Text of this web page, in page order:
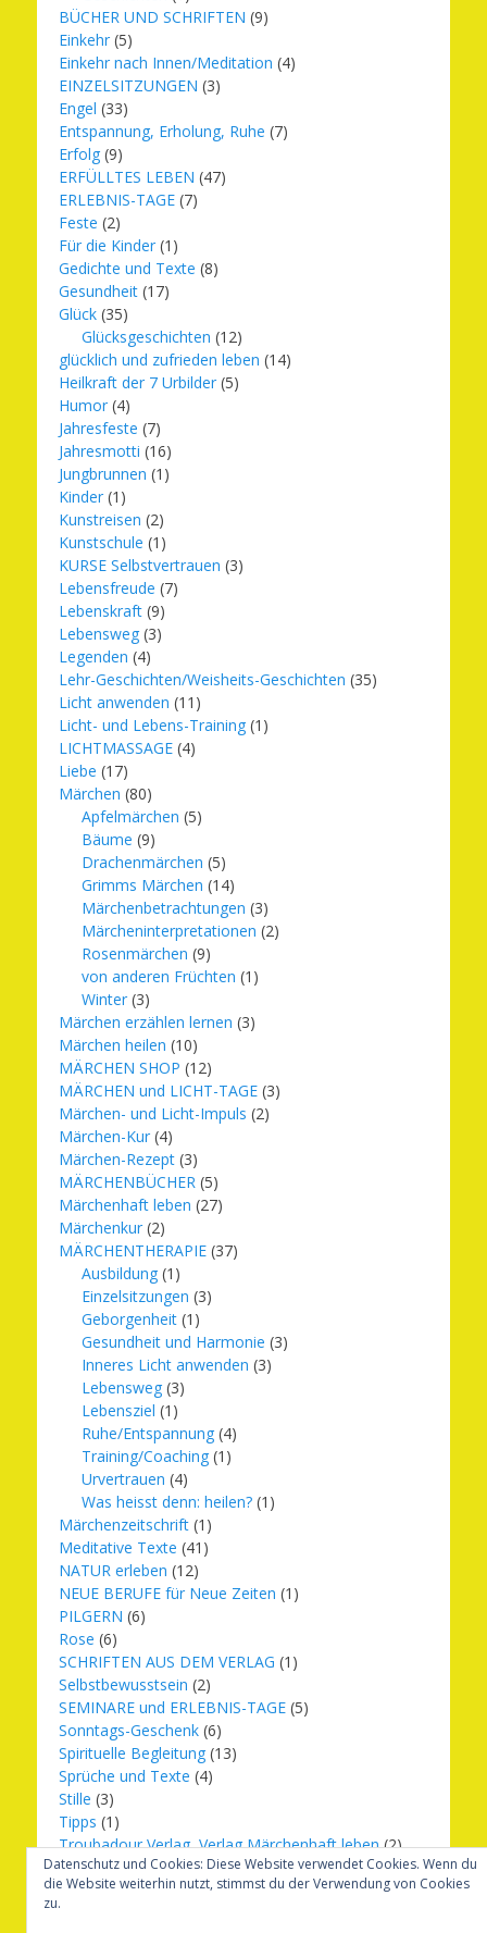
BÜCHER UND SCHRIFTEN (9)
Einkehr (5)
Einkehr nach Innen/Meditation (4)
EINZELSITZUNGEN (3)
Engel (33)
Entspannung, Erholung, Ruhe (7)
Erfolg (9)
ERFÜLLTES LEBEN (47)
ERLEBNIS-TAGE (7)
Feste (2)
Für die Kinder (1)
Gedichte und Texte (8)
Gesundheit (17)
Glück (35)
Glücksgeschichten (12)
glücklich und zufrieden leben (14)
Heilkraft der 7 Urbilder (5)
Humor (4)
Jahresfeste (7)
Jahresmotti (16)
Jungbrunnen (1)
Kinder (1)
Kunstreisen (2)
Kunstschule (1)
KURSE Selbstvertrauen (3)
Lebensfreude (7)
Lebenskraft (9)
Lebensweg (3)
Legenden (4)
Lehr-Geschichten/Weisheits-Geschichten (35)
Licht anwenden (11)
Licht- und Lebens-Training (1)
LICHTMASSAGE (4)
Liebe (17)
Märchen (80)
Apfelmärchen (5)
Bäume (9)
Drachenmärchen (5)
Grimms Märchen (14)
Märchenbetrachtungen (3)
Märcheninterpretationen (2)
Rosenmärchen (9)
von anderen Früchten (1)
Winter (3)
Märchen erzählen lernen (3)
Märchen heilen (10)
MÄRCHEN SHOP (12)
MÄRCHEN und LICHT-TAGE (3)
Märchen- und Licht-Impuls (2)
Märchen-Kur (4)
Märchen-Rezept (3)
MÄRCHENBÜCHER (5)
Märchenhaft leben (27)
Märchenkur (2)
MÄRCHENTHERAPIE (37)
Ausbildung (1)
Einzelsitzungen (3)
Geborgenheit (1)
Gesundheit und Harmonie (3)
Inneres Licht anwenden (3)
Lebensweg (3)
Lebensziel (1)
Ruhe/Entspannung (4)
Training/Coaching (1)
Urvertrauen (4)
Was heisst denn: heilen? (1)
Märchenzeitschrift (1)
Meditative Texte (41)
NATUR erleben (12)
NEUE BERUFE für Neue Zeiten (1)
PILGERN (6)
Rose (6)
SCHRIFTEN AUS DEM VERLAG (1)
Selbstbewusstsein (2)
SEMINARE und ERLEBNIS-TAGE (5)
Sonntags-Geschenk (6)
Spirituelle Begleitung (13)
Sprüche und Texte (4)
Stille (3)
Tipps (1)
Troubadour Verlag, Verlag Märchenhaft leben(2)
Übungen (1)
Urbilder(20)
Verlag Märchenhaft leben
Datenschutz und Cookies: Diese Website verwendet Cookies. Wenn du
die Website weiterhin nutzt, stimmst du der Verwendung von Cookies
zu.